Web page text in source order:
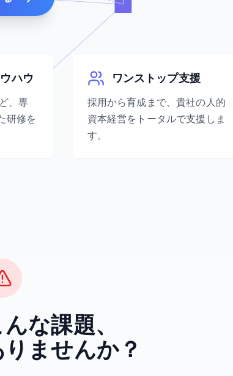
ハウ
、専
研修を
ワンストップ支援
採用から育成まで、貴社の人的
資本経営をトータルで支援しま
す。
な課題、
りませんか？